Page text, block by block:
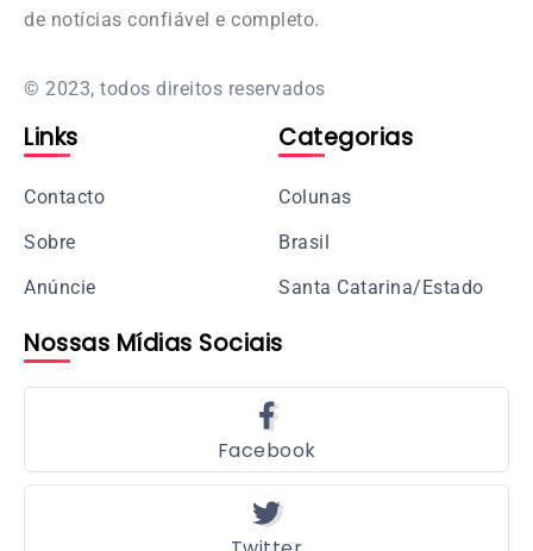
de notícias confiável e completo.
© 2023, todos direitos reservados
Links
Contacto
Sobre
Anúncie
Categorias
Colunas
Brasil
Santa Catarina/Estado
Nossas Mídias Sociais
Facebook